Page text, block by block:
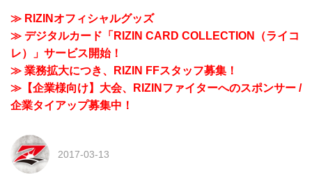
≫ RIZINオフィシャルグッズ
≫ デジタルカード「RIZIN CARD COLLECTION（ライコ
レ）」サービス開始！
≫ 業務拡大につき、RIZIN FFスタッフ募集！
≫【企業様向け】大会、RIZINファイターへのスポンサー /
企業タイアップ募集中！
2017-03-13